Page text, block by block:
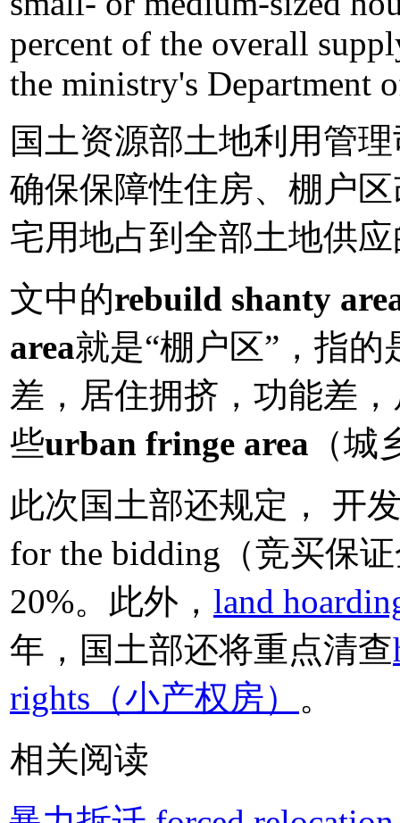
percent of the overall
the ministry's Department
国土资源部土地利用管
确保保障性住房、棚户
宅用地占到全部土地供应
文中的rebuild shanty
area就是“棚户区”，指
差，居住拥挤，功能差
些urban fringe area （
此次国土部还规定， 开
for the bidding（竞买保
20%。此外， land
年，国土部还将重点清查
rights（小产权房） 。
相关阅读